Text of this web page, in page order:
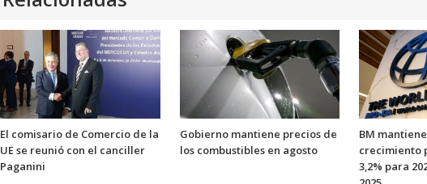
El comisario de Comercio de la
UE se reunió con el canciller
Paganini
Gobierno mantiene precios de
los combustibles en agosto
BM
crecimiento
3,2% para